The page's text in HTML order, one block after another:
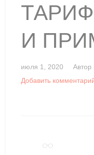
И
июля 1, 2020 Автор
Добавить